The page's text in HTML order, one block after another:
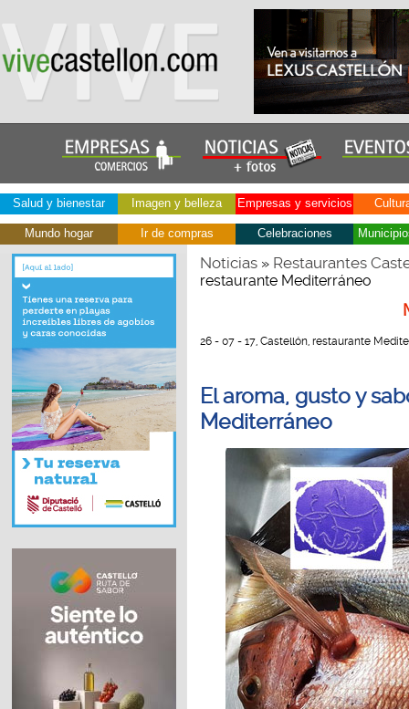
Salud y bienestar Imagen y belleza Empresas y servicios
Mundo hogar Ir de compras Celebraciones
Noticias» Restaurantes
restaurante Mediterráneo
26 - 07 - 17, Castellón, restaurante
El aroma, gusto y
Mediterráneo